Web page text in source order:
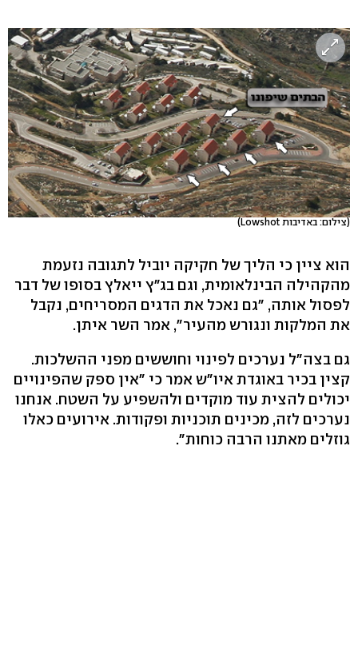
(צילום: באדיבות Lowshot)
הוא ציין כי הליך של חקיקה יוביל לתגובה נזעמת
מהקהילה הבינלאומית, וגם בג"ץ ייאלץ בסופו של דבר
לפסול אותה, "גם נאכל את הדגים המסריחים, נקבל
את המלקות ונגורש מהעיר", אמר השר איתן.
גם בצה"ל נערכים לפינוי וחוששים מפני ההשלכות.
קצין בכיר באוגדת איו"ש אמר כי "אין ספק שהפינויים
יכולים להצית עוד מוקדים ולהשפיע על השטח. אנחנו
נערכים לזה, מכינים תוכניות ופקודות. אירועים כאלו
גוזלים מאתנו הרבה כוחות".